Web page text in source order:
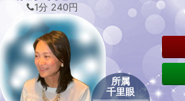
所属
千里眼
1分 240円